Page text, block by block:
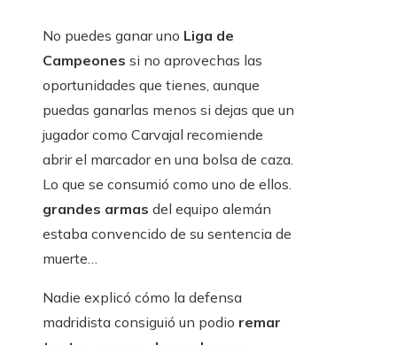
No puedes ganar uno Liga de
Campeones si no aprovechas las
oportunidades que tienes, aunque
puedas ganarlas menos si dejas que un
jugador como Carvajal recomiende
abrir el marcador en una bolsa de caza.
Lo que se consumió como uno de ellos.
grandes armas del equipo alemán
estaba convencido de su sentencia de
muerte…
Nadie explicó cómo la defensa
madridista consiguió un podio remar